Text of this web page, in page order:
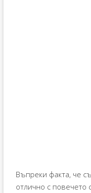
Въпреки факта, че
отлично с повечето